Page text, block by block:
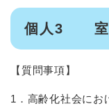
個人3 室
【質問事項】
1．高齢化社会にお